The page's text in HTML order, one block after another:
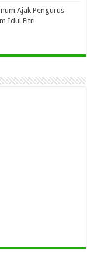
Ajak Pengurus
Idul Fitri